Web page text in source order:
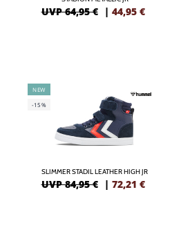
UVP 64,95 € | 44,95 €
NEW
-15%
SLIMMER STADIL LEATHER HIGH JR
UVP 84,95 € | 72,21 €